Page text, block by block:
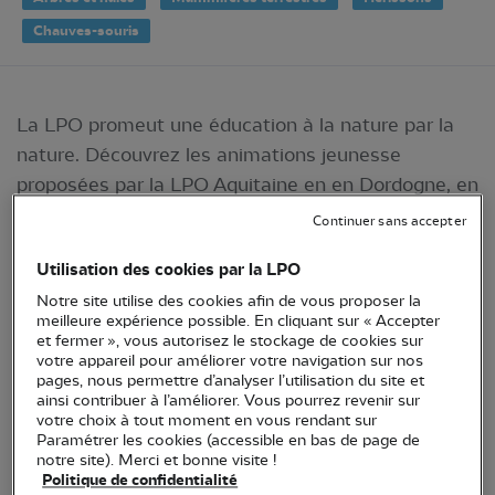
Chauves-souris
La LPO promeut une éducation à la nature par la
nature. Découvrez les animations jeunesse
proposées par la LPO Aquitaine en en Dordogne, en
Gironde et dans les Pyrénées-Atlantiques !
La LPO promeut une éducation à la nature par la
Utilisation des cookies par la LPO
Notre site utilise des cookies afin de vous proposer la
meilleure expérience possible. En cliquant sur « Accepter
et fermer », vous autorisez le stockage de cookies sur
votre appareil pour améliorer votre navigation sur nos
pages, nous permettre d’analyser l’utilisation du site et
ainsi contribuer à l’améliorer. Vous pourrez revenir sur
votre choix à tout moment en vous rendant sur
Paramétrer les cookies (accessible en bas de page de
notre site). Merci et bonne visite !
Politique de confidentialité
Continuer sans accepter